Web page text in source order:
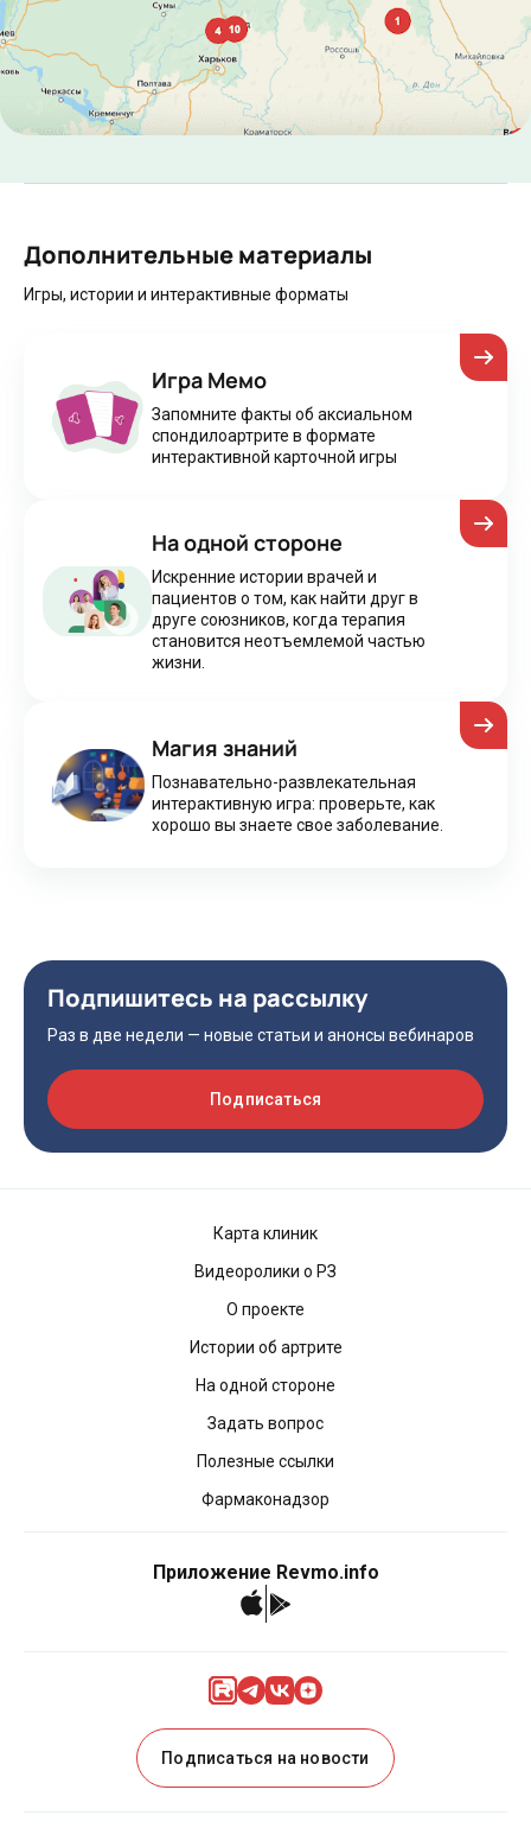
Дополнительные материалы
Игры, истории и интерактивные форматы
Игра Мемо
Запомните факты об аксиальном
спондилоартрите в формате
интерактивной карточной игры
На одной стороне
Искренние истории врачей и
пациентов о том, как найти друг в
друге союзников, когда терапия
становится неотъемлемой частью
жизни.
Магия знаний
Познавательно-развлекательная
интерактивную игра: проверьте, как
хорошо вы знаете свое заболевание.
Подпишитесь на рассылку
Раз в две недели — новые статьи и анонсы вебинаров
Подписаться
Подписаться на новости
Приложение Revmo.info
Карта клиник
Видеоролики о РЗ
О проекте
Истории об артрите
На одной стороне
Задать вопрос
Полезные ссылки
Фармаконадзор